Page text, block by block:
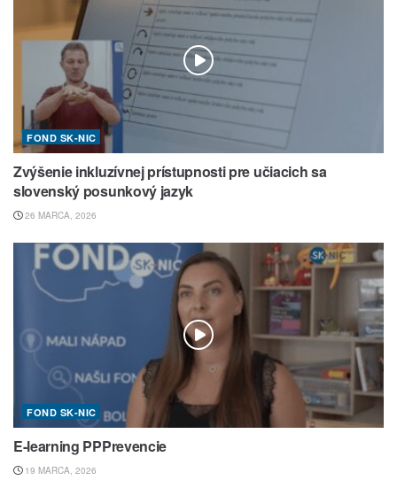
FOND SK-NIC
Zvýšenie inkluzívnej prístupnosti pre učiacich sa
slovenský posunkový jazyk
26 MARCA, 2026
FOND SK-NIC
E-learning PPPrevencie
19 MARCA, 2026